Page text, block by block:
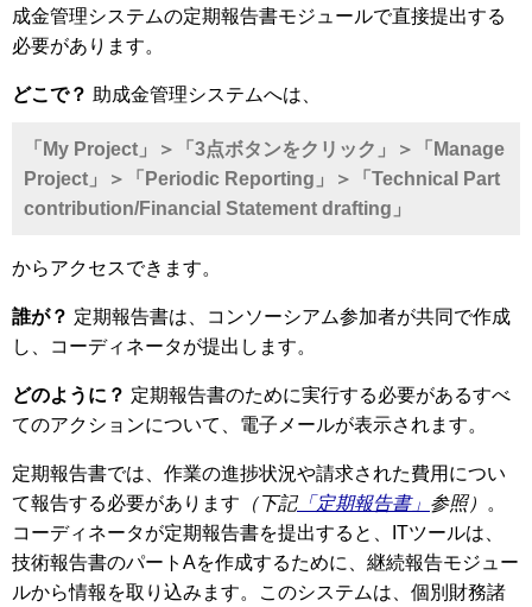
成金管理システムの定期報告書モジュールで直接提出する
必要があります。
どこで？ 助成金管理システムへは、
「My Project」＞「3点ボタンをクリック」＞「Manage
Project」＞「Periodic Reporting」＞「Technical Part
contribution/Financial Statement drafting」
からアクセスできます。
誰が？ 定期報告書は、コンソーシアム参加者が共同で作成
し、コーディネータが提出します。
どのように？ 定期報告書のために実行する必要があるすべ
てのアクションについて、電子メールが表示されます。
定期報告書では、作業の進捗状況や請求された費用につい
て報告する必要があります （下記「定期報告書」 参照）
。
コーディネータが定期報告書を提出すると、ITツールは、
技術報告書のパートAを作成するために、継続報告モジュー
ルから情報を取り込みます。このシステムは、個別財務諸